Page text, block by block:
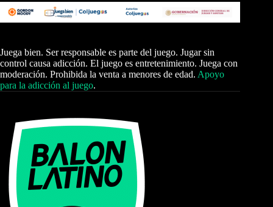
Juega bien. Ser responsable es parte del juego. Jugar sin
control causa adicción. El juego es entretenimiento. Juega con
moderación. Prohibida la venta a menores de edad. Apoyo
para la adicción al juego.